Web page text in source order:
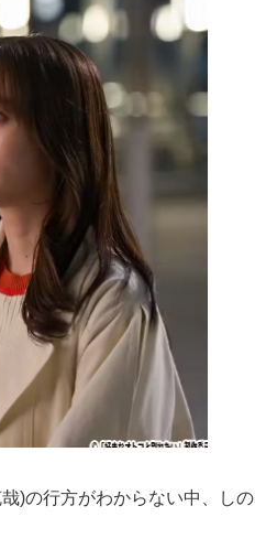
)の行方がわからない中、しの